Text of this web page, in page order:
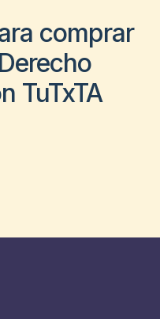
comprar
TuTxTA